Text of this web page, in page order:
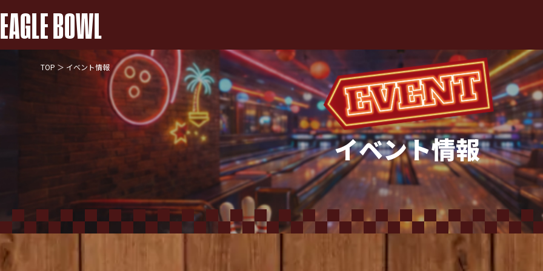
EAGLE BOWL
TOP ＞ イベント情報
イベント情報